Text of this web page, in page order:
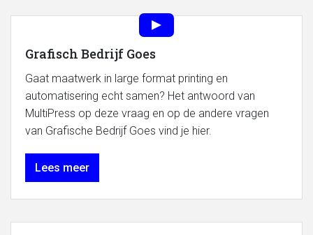
Grafisch Bedrijf Goes
Gaat maatwerk in large format printing en
automatisering echt samen? Het antwoord van
MultiPress op deze vraag en op de andere vragen
van Grafische Bedrijf Goes vind je hier.
Lees meer